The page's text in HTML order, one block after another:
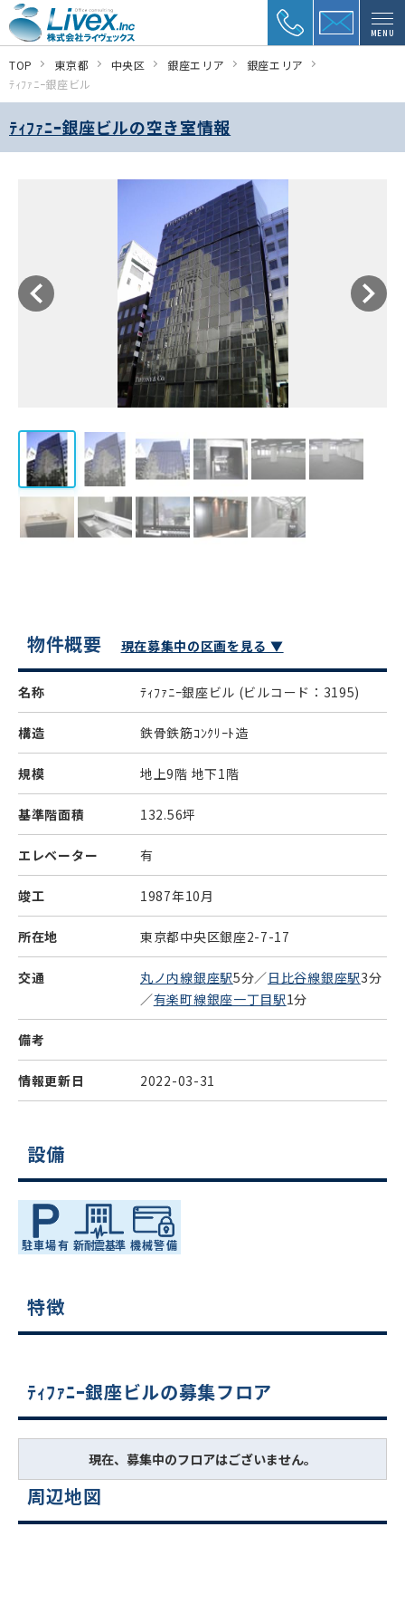
MENU
TOP 東京都 中央区 銀座エリア
銀座エリア
ﾃｨﾌｧﾆｰ銀座ビル
ﾃｨﾌｧﾆｰ銀座ビルの空き室情報
物件概要 現在募集中の区画を見る ▼
名称 ﾃｨﾌｧﾆｰ銀座ビル (ビルコード：3195)
構造 鉄骨鉄筋ｺﾝｸﾘｰﾄ造
規模 地上9階 地下1階
基準階面積 132.56坪
エレベーター 有
竣工 1987年10月
所在地 東京都中央区銀座2-7-17
交通 丸ノ内線銀座駅5分／日比谷線銀座駅3分
／有楽町線銀座一丁目駅1分
備考
情報更新日 2022-03-31
設備
特徴
ﾃｨﾌｧﾆｰ銀座ビルの募集フロア
現在、募集中のフロアはございません。
周辺地図